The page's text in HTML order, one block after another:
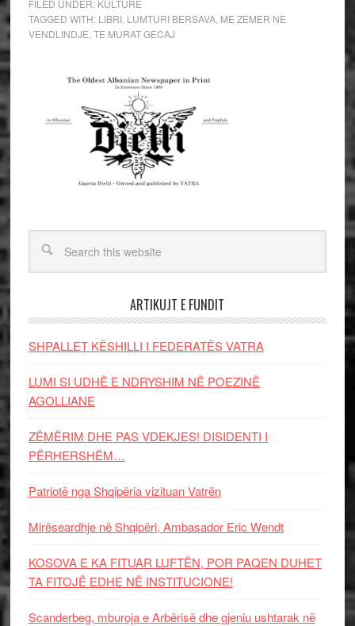
FILED UNDER: KULTURE
TAGGED WITH: LIBRI, LUMTURI BERSAVA, ME ZEMER NE
VENDLINDJE TE MURAT GECAJ
ARTIKUJT E FUNDIT
SHPALLET KËSHILLI I FEDERATËS VATRA
LUMI SI UDHË E NDRYSHIM NË POEZINË
AGOLLIANE
ZËMËRIM DHE PAS VDEKJES! DISIDENTI I
PËRHERSHËM…
Patriotë nga Shqipëria vizituan Vatrën
Mirëseardhje në Shqipëri, Ambasador Eric Wendt
KOSOVA E KA FITUAR LUFTËN, POR PAQEN DUHET
TA FITOJË EDHE NË INSTITUCIONE!
Scanderbeg, mburoja e Arbërisë dhe gjeniu ushtarak në